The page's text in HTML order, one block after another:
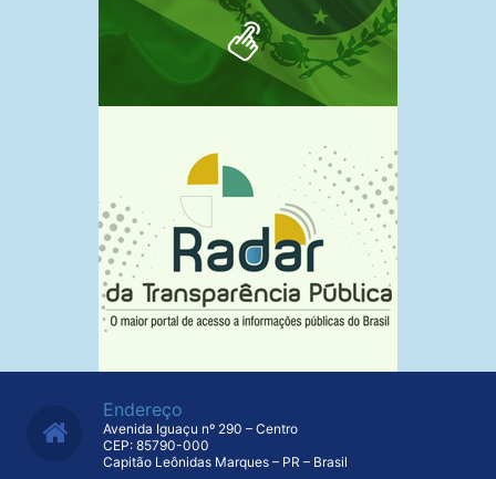
Endereço
Avenida Iguaçu nº 290 – Centro
CEP: 85790-000
Capitão Leônidas Marques – PR – Brasil